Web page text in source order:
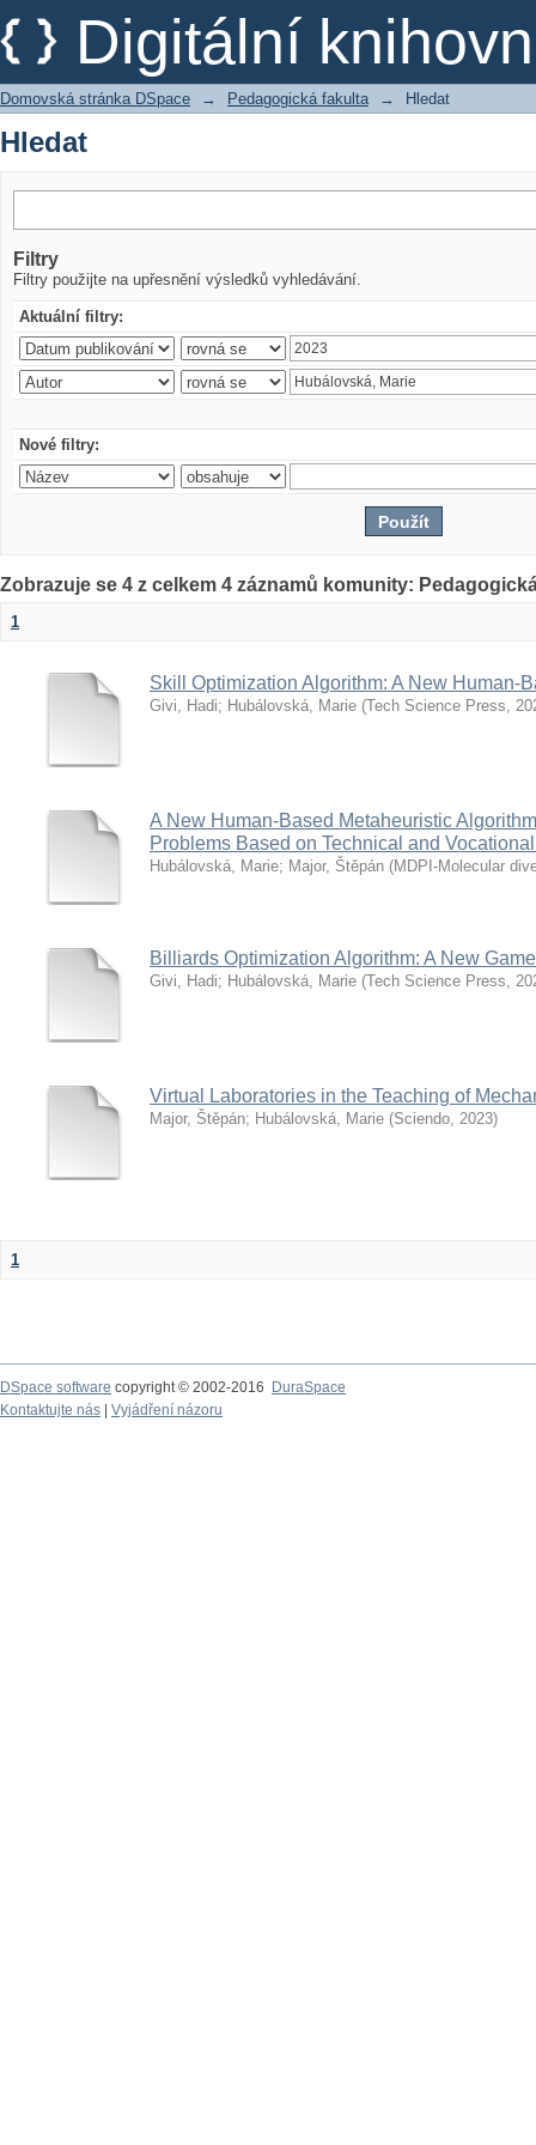
Digitální
Hledat
Domovská stránka DSpace → Pedagogická fakulta → Hledat
Hledat
Filtry
Filtry použijte na upřesnění výsledků vyhledávání.
Aktuální filtry:
Nové filtry:
Zobrazuje se 4 z celkem 4 záznamů komunity:
1
Skill Optimization Algorithm: A New Human-
Givi, Hadi; Hubálovská, Marie (Tech Science Press,
A New Human-Based Metaheuristic
Problems Based on Technical and
Hubálovská, Marie; Major, Štěpán (MDPI-Molecular
Billiards Optimization Algorithm: A New
Givi, Hadi; Hubálovská, Marie (Tech Science Press,
Virtual Laboratories in the Teaching of
Major, Štěpán; Hubálovská, Marie (Sciendo, 2023)
1
DSpace software copyright © 2002-2016
DuraSpace
Kontaktujte nás
Vyjádření názoru